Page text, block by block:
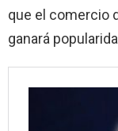
que el comercio
ganará